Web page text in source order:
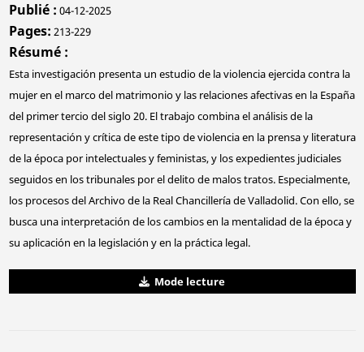
Publié 04-12-2025
Pages 213-229
Résumé
Esta investigación presenta un estudio de la violencia ejercida contra la
mujer en el marco del matrimonio y las relaciones afectivas en la España
del primer tercio del siglo 20. El trabajo combina el análisis de la
representación y crítica de este tipo de violencia en la prensa y literatura
de la época por intelectuales y feministas, y los expedientes judiciales
seguidos en los tribunales por el delito de malos tratos. Especialmente,
los procesos del Archivo de la Real Chancillería de Valladolid. Con ello, se
busca una interpretación de los cambios en la mentalidad de la época y
su aplicación en la legislación y en la práctica legal.
Mode lecture